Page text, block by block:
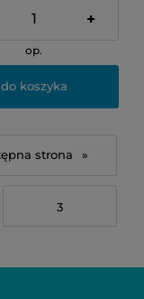
+
op.
do koszyka
3
»